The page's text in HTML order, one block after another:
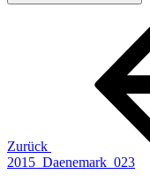
Zurück
2015_Daenemark_023